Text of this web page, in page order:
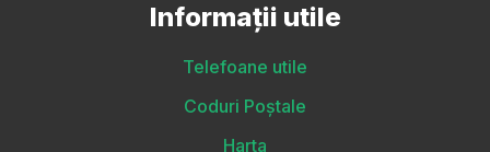
Informații utile
Telefoane utile
Coduri Poștale
Harta